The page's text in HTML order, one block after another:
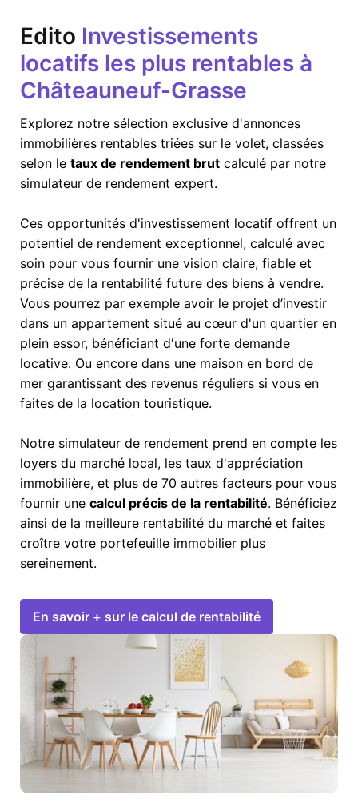
Edito Investissements
locatifs les plus rentables à
Châteauneuf-Grasse
Explorez notre sélection exclusive d'annonces
immobilières rentables triées sur le volet, classées
selon le taux de rendement brut calculé par notre
simulateur de rendement expert.
Ces opportunités d'investissement locatif offrent un
potentiel de rendement exceptionnel, calculé avec
soin pour vous fournir une vision claire, fiable et
précise de la rentabilité future des biens à vendre.
Vous pourrez par exemple avoir le projet d’investir
dans un appartement situé au cœur d'un quartier en
plein essor, bénéficiant d'une forte demande
locative. Ou encore dans une maison en bord de
mer garantissant des revenus réguliers si vous en
faites de la location touristique.
Notre simulateur de rendement prend en compte les
loyers du marché local, les taux d'appréciation
immobilière, et plus de 70 autres facteurs pour vous
fournir une calcul précis de la rentabilité. Bénéficiez
ainsi de la meilleure rentabilité du marché et faites
croître votre portefeuille immobilier plus
sereinement.
En savoir + sur le calcul de rentabilité